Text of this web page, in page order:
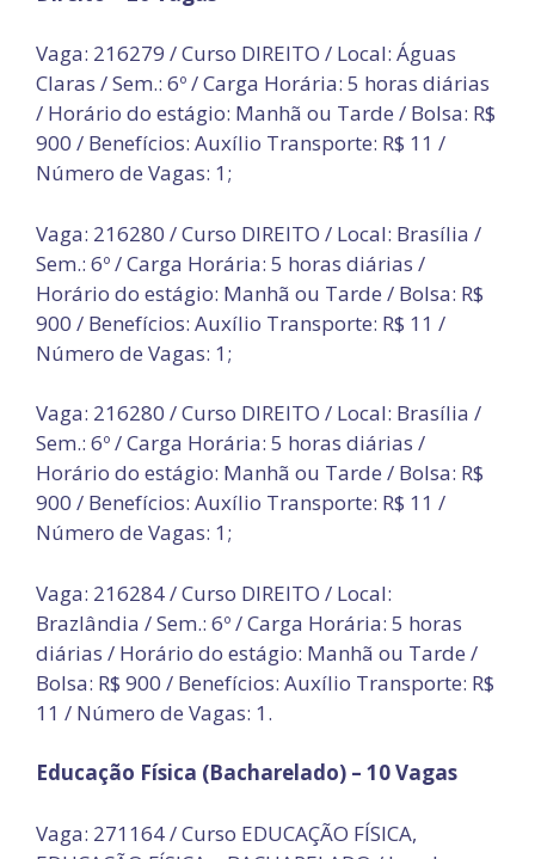
Vaga: 216279 / Curso DIREITO / Local: Águas
Claras / Sem.: 6º / Carga Horária: 5 horas diárias
/ Horário do estágio: Manhã ou Tarde / Bolsa: R$
900 / Benefícios: Auxílio Transporte: R$ 11 /
Número de Vagas: 1;
Vaga: 216280 / Curso DIREITO / Local: Brasília /
Sem.: 6º / Carga Horária: 5 horas diárias /
Horário do estágio: Manhã ou Tarde / Bolsa: R$
900 / Benefícios: Auxílio Transporte: R$ 11 /
Número de Vagas: 1;
Vaga: 216280 / Curso DIREITO / Local: Brasília /
Sem.: 6º / Carga Horária: 5 horas diárias /
Horário do estágio: Manhã ou Tarde / Bolsa: R$
900 / Benefícios: Auxílio Transporte: R$ 11 /
Número de Vagas: 1;
Vaga: 216284 / Curso DIREITO / Local:
Brazlândia / Sem.: 6º / Carga Horária: 5 horas
diárias / Horário do estágio: Manhã ou Tarde /
Bolsa: R$ 900 / Benefícios: Auxílio Transporte: R$
11 / Número de Vagas: 1.
Educação Física (Bacharelado) – 10 Vagas
Vaga: 271164 / Curso EDUCAÇÃO FÍSICA,